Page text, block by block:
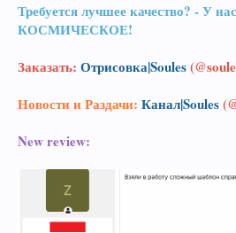
Требуется лучшее качество? - У
КОСМИЧЕСКОЕ!
Заказать: Отрисовка|Soules
Новости и Раздачи: Канал|Soules
New review: